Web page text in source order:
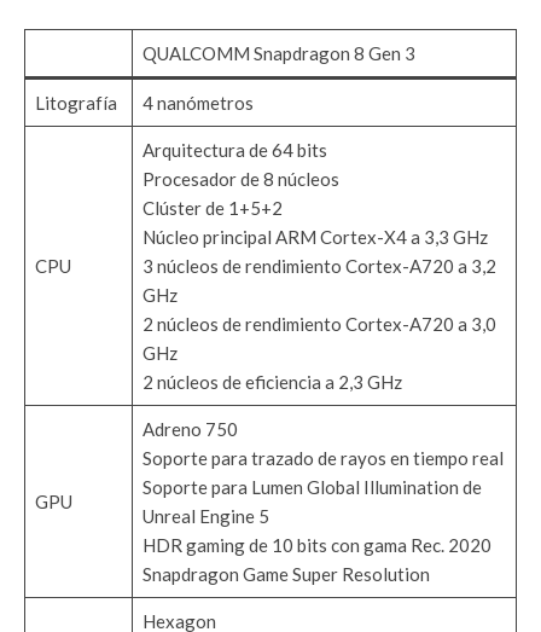
QUALCOMM Snapdragon 8 Gen 3
Litografía 4 nanómetros
CPU
Arquitectura de 64 bits
Procesador de 8 núcleos
Clúster de 1+5+2
Núcleo principal ARM Cortex-X4 a 3,3 GHz
3 núcleos de rendimiento Cortex-A720 a 3,2
GHz
2 núcleos de rendimiento Cortex-A720 a 3,0
GHz
2 núcleos de eficiencia a 2,3 GHz
GPU
Adreno 750
Soporte para trazado de rayos en tiempo real
Soporte para Lumen Global Illumination de
Unreal Engine 5
HDR gaming de 10 bits con gama Rec. 2020
Snapdragon Game Super Resolution
Hexagon